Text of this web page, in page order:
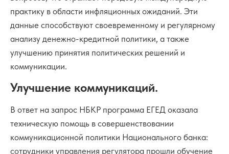
практику в области инфляционных ожиданий. Эти
данные способствуют своевременному и регулярному
анализу денежно-кредитной политики, а также
улучшению принятия политических решений и
коммуникации.
Улучшение коммуникаций.
В ответ на запрос НБКР программа ЕГЕД оказала
техническую помощь в совершенствовании
коммуникационной политики Национального банка:
сотрудники управления регулятора прошли обучение